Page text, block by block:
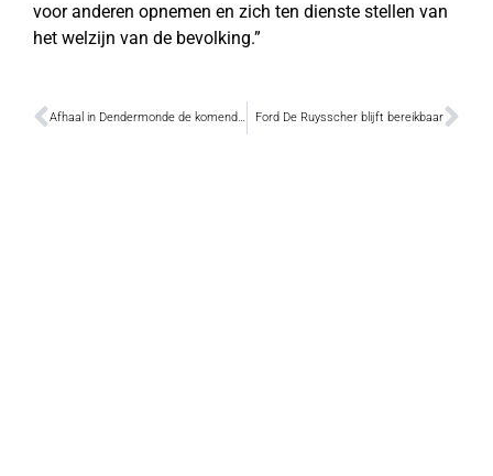
voor anderen opnemen en zich ten dienste stellen van
het welzijn van de bevolking.”
Afhaal in Dendermonde de komende weken Ford De Ruysscher blijft bereikbaar